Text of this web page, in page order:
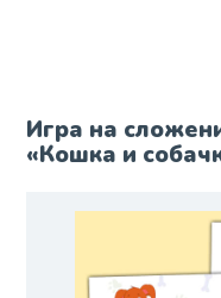
Игра на
«Кошка и